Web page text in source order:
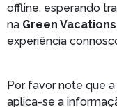
offline, esperando
na Green
experiência
Por favor note que
aplica-se a